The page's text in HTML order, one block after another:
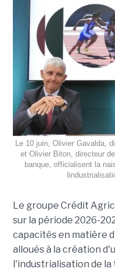
Le 10 juin, Olivier Gavalda,
et Olivier Biton, directeur
banque, officialisent la
Le groupe Crédit
sur la période 2026-
capacités en matière
alloués à la création
l'industrialisation de